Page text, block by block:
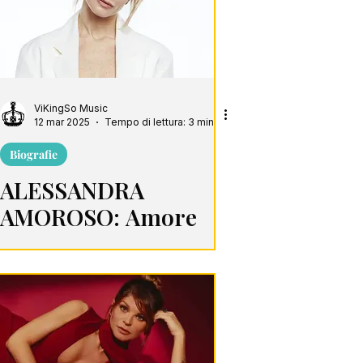
ViKingSo Music
12 mar 2025
Tempo di lettura: 3 min
Biografie
ALESSANDRA
AMOROSO: Amore
Puro con un Cuore
Grande Così